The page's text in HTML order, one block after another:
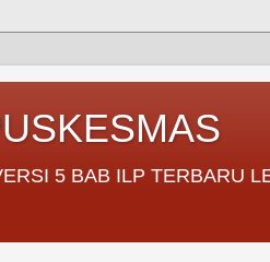
5 BAB ILP TERBARU